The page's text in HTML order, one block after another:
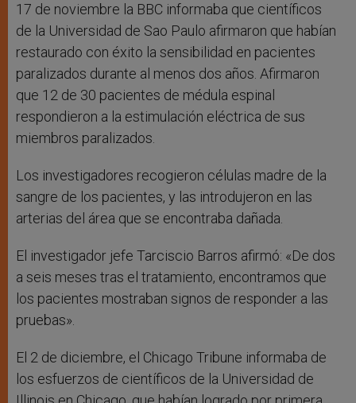
17 de noviembre la BBC informaba que científicos
de la Universidad de Sao Paulo afirmaron que habían
restaurado con éxito la sensibilidad en pacientes
paralizados durante al menos dos años. Afirmaron
que 12 de 30 pacientes de médula espinal
respondieron a la estimulación eléctrica de sus
miembros paralizados.
Los investigadores recogieron células madre de la
sangre de los pacientes, y las introdujeron en las
arterias del área que se encontraba dañada.
El investigador jefe Tarciscio Barros afirmó: «De dos
a seis meses tras el tratamiento, encontramos que
los pacientes mostraban signos de responder a las
pruebas».
El 2 de diciembre, el Chicago Tribune informaba de
los esfuerzos de científicos de la Universidad de